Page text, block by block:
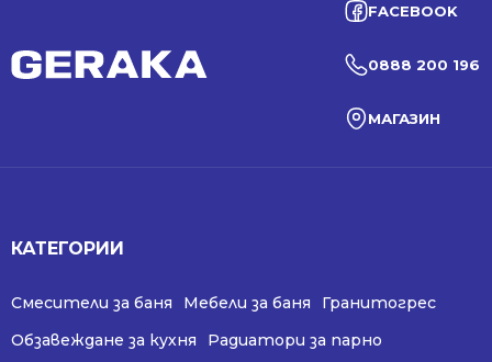
FACEBOOK
0888 200 196
МАГАЗИН
КАТЕГОРИИ
Смесители за баня Мебели за баня
Гранитогрес
Обзавеждане за кухня
Радиатори за парно